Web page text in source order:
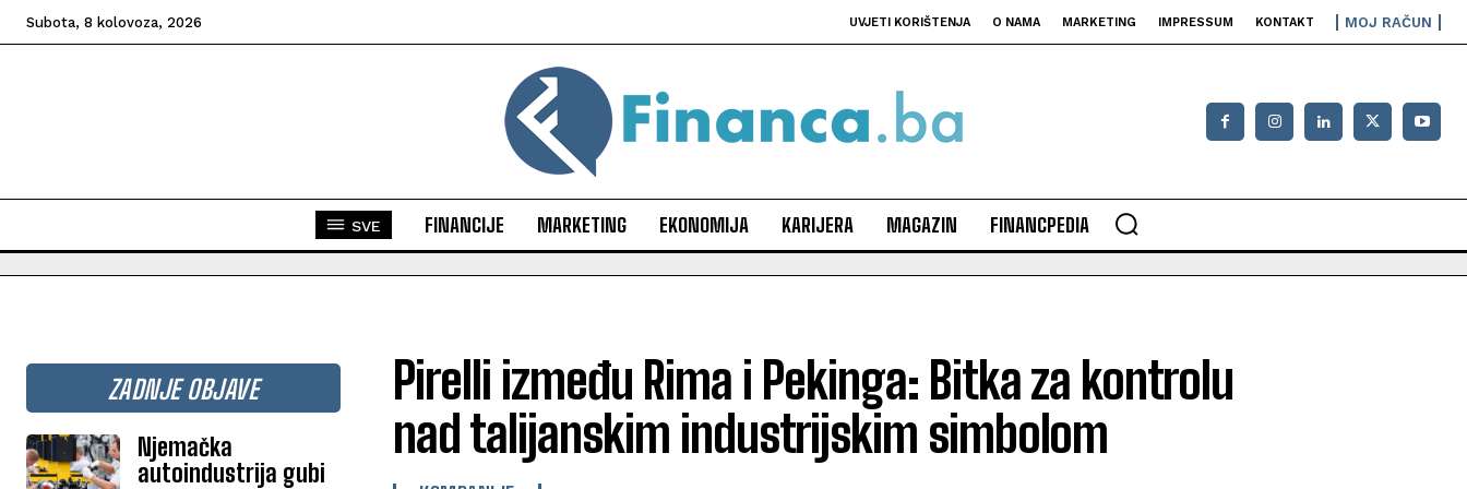
Subota, 8 kolovoza, 2026 UVJETI KORIŠTENJA O NAMA MARKETING IMPRESSUM KONTAKT MOJ RAČUN
SVE FINANCIJE MARKETING EKONOMIJA KARIJERA MAGAZIN FINANCPEDIA
ZADNJE OBJAVE
Njemačka
autoindustrija gubi
Pirelli između Rima i Pekinga: Bitka za kontrolu
nad talijanskim industrijskim simbolom